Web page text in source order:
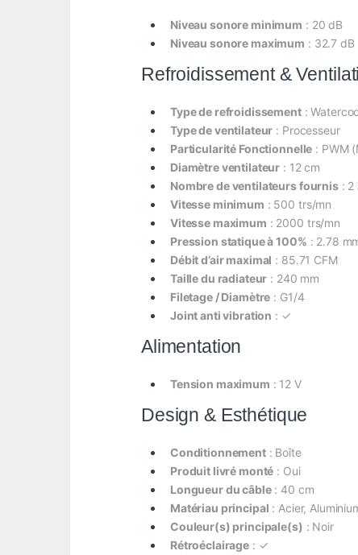
Niveau sonore minimum : 20 dB
Niveau sonore maximum : 32.7 dB
Refroidissement &
Type de refroidissement:
Type de ventilateur : Processeur
Particularité Fonctionnelle : PWM
Diamètre ventilateur : 12 cm
Nombre de ventilateurs fournis: 2
Vitesse minimum : 500 trs/mn
Vitesse maximum : 2000 trs/mn
Pression statique à 100% : 2.78
Débit d’air maximal : 85.71 CFM
Taille du radiateur : 240 mm
Filetage / Diamètre : G1/4
Joint anti vibration : ✓
Alimentation
Tension maximum : 12 V
Design & Esthétique
Conditionnement: Boîte
Produit livré monté : Oui
Longueur du câble: 40 cm
Matériau principal : Acier,
Couleur(s) principale(s) : Noir
Rétroéclairage : ✓